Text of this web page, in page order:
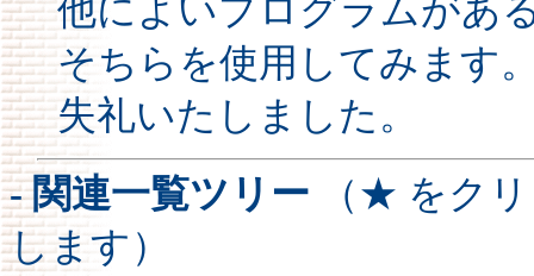
他によいプログラムがあ
そちらを使用してみます
失礼いたしました。
- 関連一覧ツリー （★ をク
します）